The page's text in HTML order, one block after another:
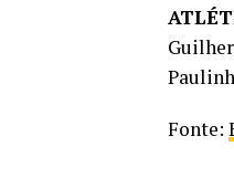
Fonte: